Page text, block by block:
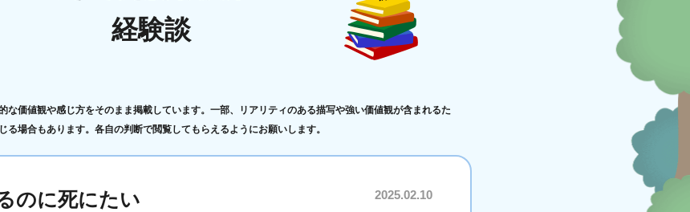
経験談
な価値観や感じ方をそのまま掲載しています。一部、リアリティのある描写や強い価値観が含まれるた
る場合もあります。各自の判断で閲覧してもらえるようにお願いします。
のに死にたい 2025.02.10